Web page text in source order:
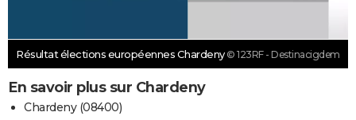
Résultat élections européennes Chardeny © 123RF - Destinacigdem
En savoir plus sur Chardeny
Chardeny (08400)